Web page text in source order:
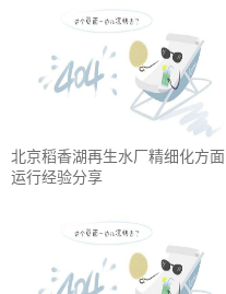
北京稻香湖再生水厂精细化方面
运行经验分享